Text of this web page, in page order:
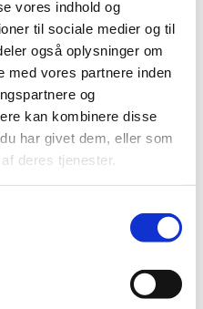
vores indhold og
til sociale medier og til
også oplysninger om
med vores partnere inden
og
kan kombinere disse
har givet dem, eller som
deres tjenester.
cities - SASA